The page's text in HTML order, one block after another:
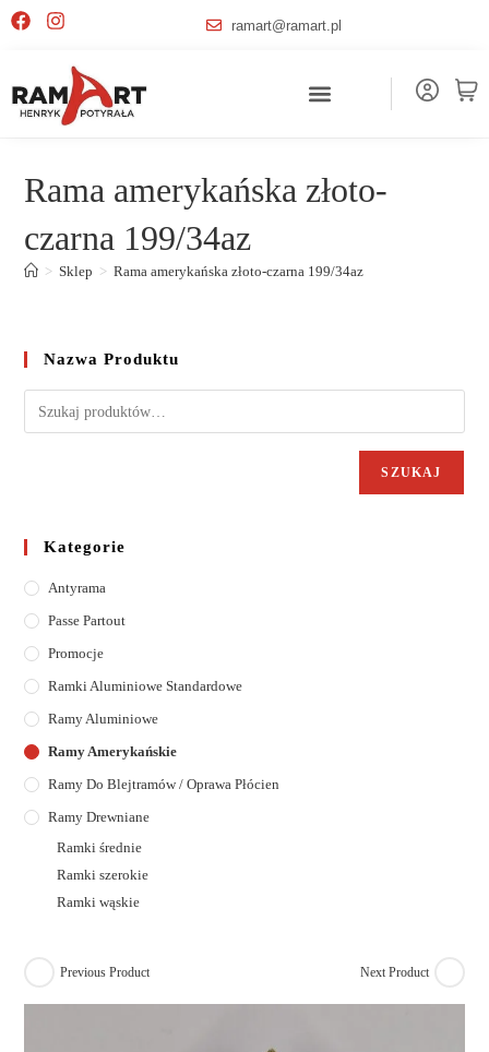
ramart@ramart.pl
Rama amerykańska złoto-
czarna 199/34az
> Sklep > Rama amerykańska złoto-czarna 199/34az
Previous Product Next Product
Nazwa Produktu
SZUKAJ
Kategorie
Antyrama
Passe Partout
Promocje
Ramki Aluminiowe Standardowe
Ramy Aluminiowe
Ramy Amerykańskie
Ramy Do Blejtramów / Oprawa Płócien
Ramy Drewniane
Ramki średnie
Ramki szerokie
Ramki wąskie